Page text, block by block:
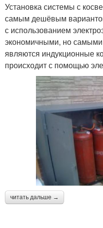
Установка системы с
самым дешёвым
с использованием
экономичными, но
являются индукционные
происходит с помощью
читать дальше →